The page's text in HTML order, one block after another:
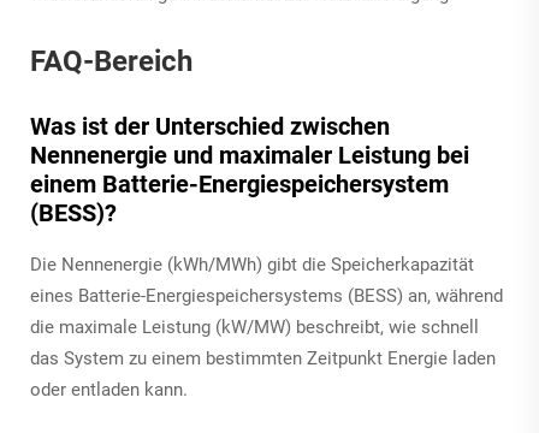
FAQ-Bereich
Was ist der Unterschied zwischen
Nennenergie und maximaler Leistung bei
einem Batterie-Energiespeichersystem
(BESS)?
Die Nennenergie (kWh/MWh) gibt die Speicherkapazität
eines Batterie-Energiespeichersystems (BESS) an, während
die maximale Leistung (kW/MW) beschreibt, wie schnell
das System zu einem bestimmten Zeitpunkt Energie laden
oder entladen kann.